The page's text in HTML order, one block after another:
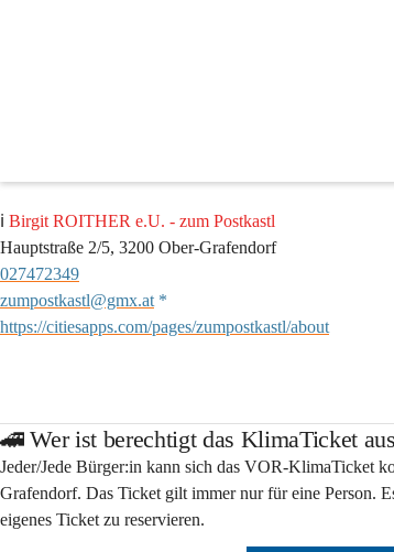
Das VOR-Schnupperticket (in Folge KlimaTicket
ℹ️ Birgit ROITHER e.U. - zum Postkastl
Hauptstraße 2/5, 3200 Ober-Grafendorf
027472349
zumpostkastl@gmx.at *
https://citiesapps.com/pages/zumpostkastl/about
🚄 Wer ist berechtigt das KlimaTicket
Jeder/Jede Bürger:in kann sich das VOR-KlimaTicket
Grafendorf. Das Ticket gilt immer nur für eine Person.
eigenes Ticket zu reservieren.